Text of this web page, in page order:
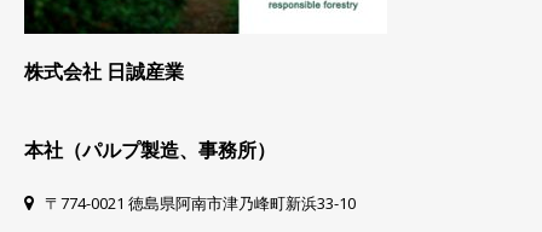
株式会社 日誠産業
本社（パルプ製造、事務所）
〒774-0021 徳島県阿南市津乃峰町新浜33-10